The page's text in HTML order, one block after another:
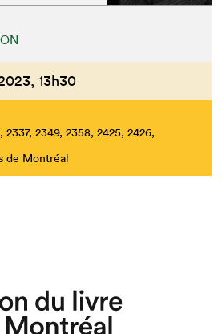
13h30
2337, 2349, 2358, 2425, 2426,
de Montréal